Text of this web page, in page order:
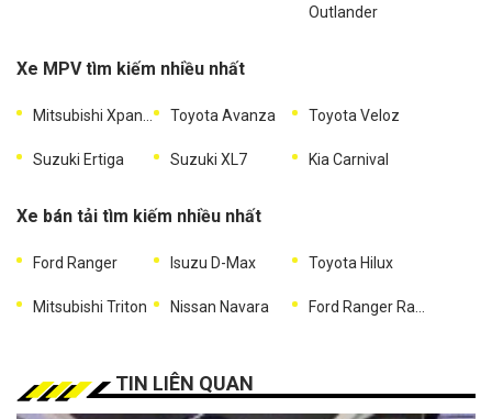
Outlander
Xe MPV tìm kiếm nhiều nhất
Toyota Avanza Toyota Veloz
Suzuki Ertiga Suzuki XL7 Kia Carnival
Xe bán tải tìm kiếm nhiều nhất
Ford Ranger Isuzu D-Max Toyota Hilux
Mitsubishi Triton Nissan Navara
TIN LIÊN QUAN